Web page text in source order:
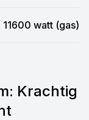
11600 watt (gas)
Krachtig